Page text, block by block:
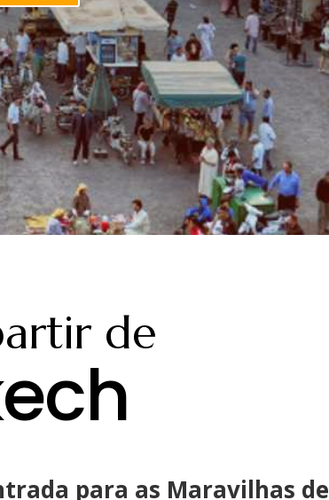
de
para as Maravilhas de